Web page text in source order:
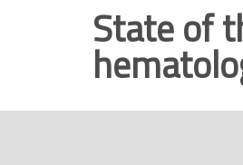
c
State of